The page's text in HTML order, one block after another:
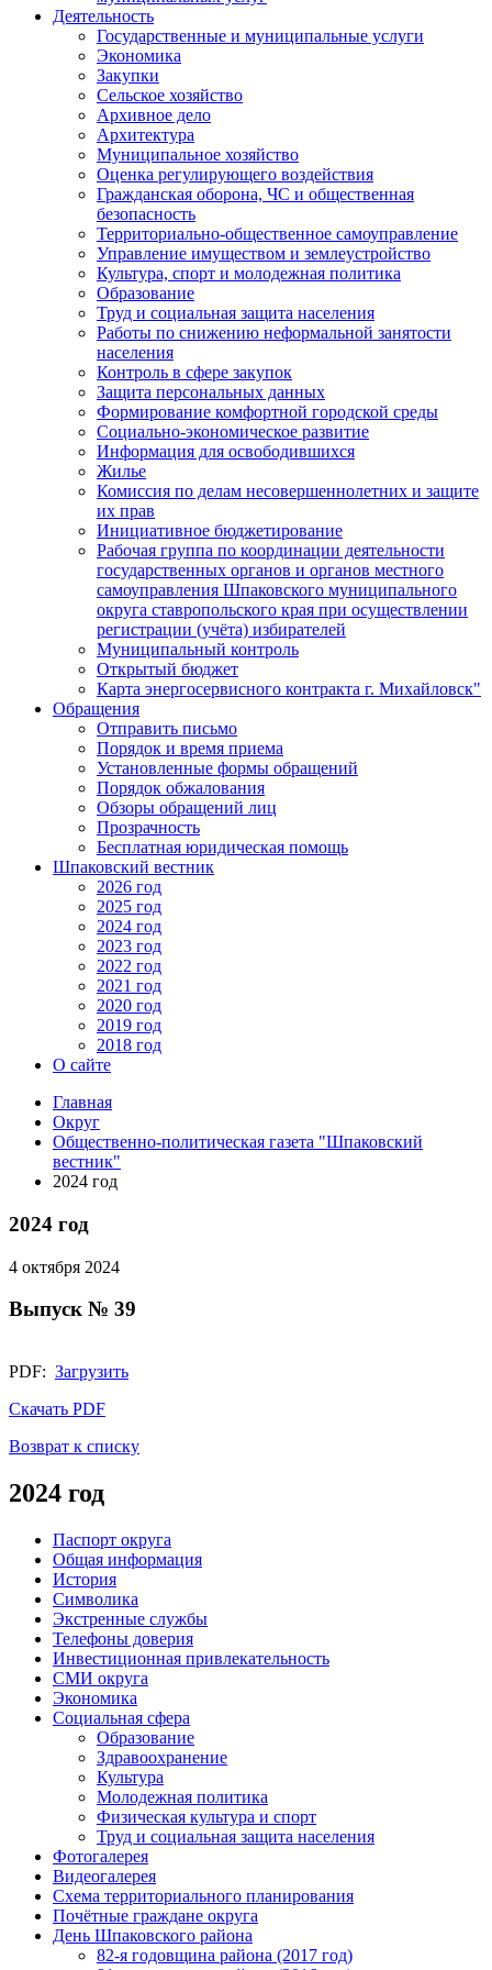
Деятельность
Государственные и муниципальные услуги
Экономика
Закупки
Сельское хозяйство
Архивное дело
Архитектура
Муниципальное хозяйство
Оценка регулирующего воздействия
Гражданская оборона, ЧС и общественная
безопасность
Территориально-общественное самоуправление
Управление имуществом и землеустройство
Культура, спорт и молодежная политика
Образование
Труд и социальная защита населения
Работы по снижению неформальной занятости
населения
Контроль в сфере закупок
Защита персональных данных
Формирование комфортной городской среды
Социально-экономическое развитие
Информация для освободившихся
Жилье
Комиссия по делам несовершеннолетних и защите
их прав
Инициативное бюджетирование
Рабочая группа по координации деятельности
государственных органов и органов местного
самоуправления Шпаковского муниципального
округа ставропольского края при осуществлении
регистрации (учёта) избирателей
Муниципальный контроль
Открытый бюджет
Карта энергосервисного контракта г. Михайловск"
Обращения
Отправить письмо
Порядок и время приема
Установленные формы обращений
Порядок обжалования
Обзоры обращений лиц
Прозрачность
Бесплатная юридическая помощь
Шпаковский вестник
2026 год
2025 год
2024 год
2023 год
2022 год
2021 год
2020 год
2019 год
2018 год
О сайте
Главная
Округ
Общественно-политическая газета "Шпаковский
вестник"
2024 год
2024 год
4 октября 2024
Выпуск № 39
PDF: Загрузить
Скачать PDF
Возврат к списку
2024 год
Паспорт округа
Общая информация
История
Символика
Экстренные службы
Телефоны доверия
Инвестиционная привлекательность
СМИ округа
Экономика
Социальная сфера
Образование
Здравоохранение
Культура
Молодежная политика
Физическая культура и спорт
Труд и социальная защита населения
Фотогалерея
Видеогалерея
Схема территориального планирования
Почётные граждане округа
День Шпаковского района
82-я годовщина района (2017 год)